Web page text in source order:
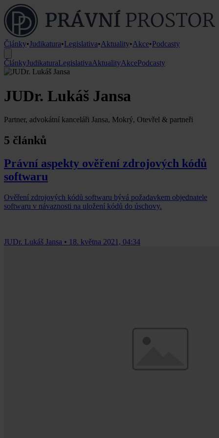
Články•Judikatura•Legislativa•Aktuality•Akce•Podcasty
ČlánkyJudikaturaLegislativaAktualityAkcePodcasty
JUDr. Lukáš Jansa
Partner, advokátní kanceláři Jansa, Mokrý, Otevřel & partneři
5 článků
Právní aspekty ověření zdrojových kódů
softwaru
Ověření zdrojových kódů softwaru bývá požadavkem objednatele
softwaru v návaznosti na uložení kódů do úschovy.
JUDr. Lukáš Jansa • 18. května 2021, 04:34